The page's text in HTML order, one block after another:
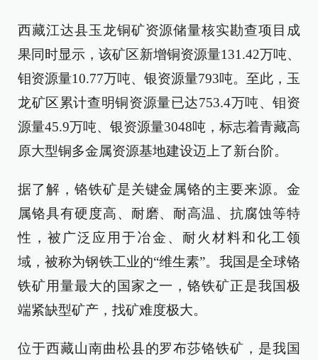
西藏江达县玉龙铜矿资源储量核实勘查项目成
果同时显示，该矿区新增铜资源量131.42万吨、
钼资源量10.77万吨、银资源量793吨。至此，玉
龙矿区累计查明铜资源量已达753.4万吨、钼资
源量45.9万吨、银资源量3048吨，标志着青藏高
原大型铜多金属资源基地建设迈上了新台阶。
据了解，铬铁矿是关键金属铬的主要来源。金
属铬具有硬度高、耐磨、耐高温、抗腐蚀等特
性，被广泛应用于冶金、耐火材料和化工领
域，被称为钢铁工业的“维生素”。我国是全球铬
铁矿用量最大的国家之一，铬铁矿正是我国极
端紧缺型矿产，找矿难度极大。
位于西藏山南曲松县的罗布莎铬铁矿，是我国